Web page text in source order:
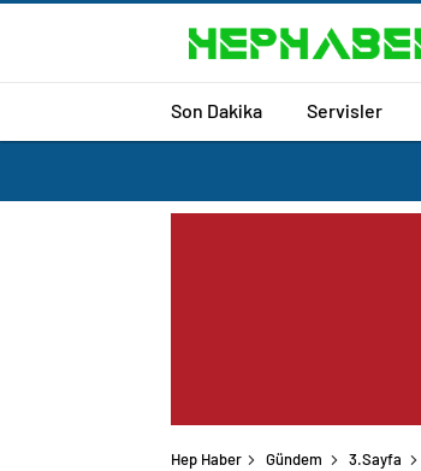
Son Dakika Servisler
Hep Haber Gündem 3.Sayfa